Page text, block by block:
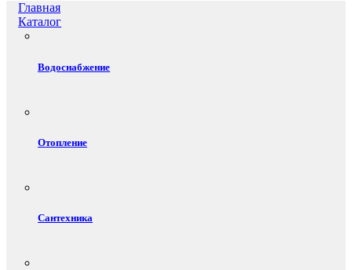
Главная
Каталог
Водоснабжение
Отопление
Сантехника